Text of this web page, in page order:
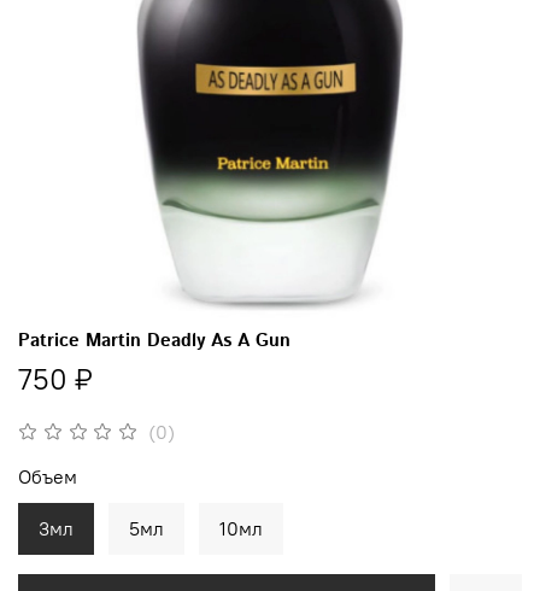
(0)
Patrice Martin Deadly As A Gun
750 ₽
Объем
3мл 5мл 10мл